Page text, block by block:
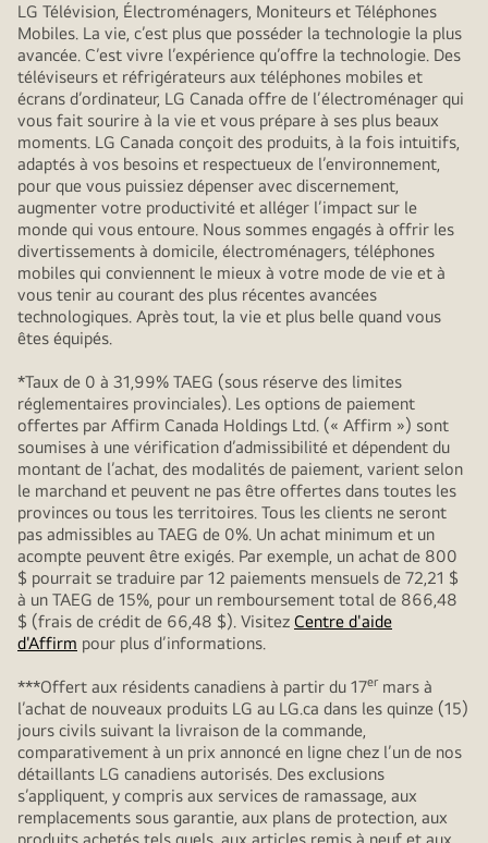
LG Télévision, Électroménagers, Moniteurs et Téléphones
Mobiles. La vie, c’est plus que posséder la technologie la plus
avancée. C’est vivre l’expérience qu’offre la technologie. Des
téléviseurs et réfrigérateurs aux téléphones mobiles et
écrans d’ordinateur, LG Canada offre de l’électroménager qui
vous fait sourire à la vie et vous prépare à ses plus beaux
moments. LG Canada conçoit des produits, à la fois intuitifs,
adaptés à vos besoins et respectueux de l’environnement,
pour que vous puissiez dépenser avec discernement,
augmenter votre productivité et alléger l’impact sur le
monde qui vous entoure. Nous sommes engagés à offrir les
divertissements à domicile, électroménagers, téléphones
mobiles qui conviennent le mieux à votre mode de vie et à
vous tenir au courant des plus récentes avancées
technologiques. Après tout, la vie et plus belle quand vous
êtes équipés.
*Taux de 0 à 31,99% TAEG (sous réserve des limites
réglementaires provinciales). Les options de paiement
offertes par Affirm Canada Holdings Ltd. (« Affirm ») sont
soumises à une vérification d’admissibilité et dépendent du
montant de l’achat, des modalités de paiement, varient selon
le marchand et peuvent ne pas être offertes dans toutes les
provinces ou tous les territoires. Tous les clients ne seront
pas admissibles au TAEG de 0%. Un achat minimum et un
acompte peuvent être exigés. Par exemple, un achat de 800
$ pourrait se traduire par 12 paiements mensuels de 72,21 $
à un TAEG de 15%, pour un remboursement total de 866,48
$ (frais de crédit de 66,48 $). Visitez Centre d'aide
d'Affirm pour plus d’informations.
***Offert aux résidents canadiens à partir du 17er mars à
l’achat de nouveaux produits LG au LG.ca dans les quinze (15)
jours civils suivant la livraison de la commande,
comparativement à un prix annoncé en ligne chez l’un de nos
détaillants LG canadiens autorisés. Des exclusions
s’appliquent, y compris aux services de ramassage, aux
remplacements sous garantie, aux plans de protection, aux